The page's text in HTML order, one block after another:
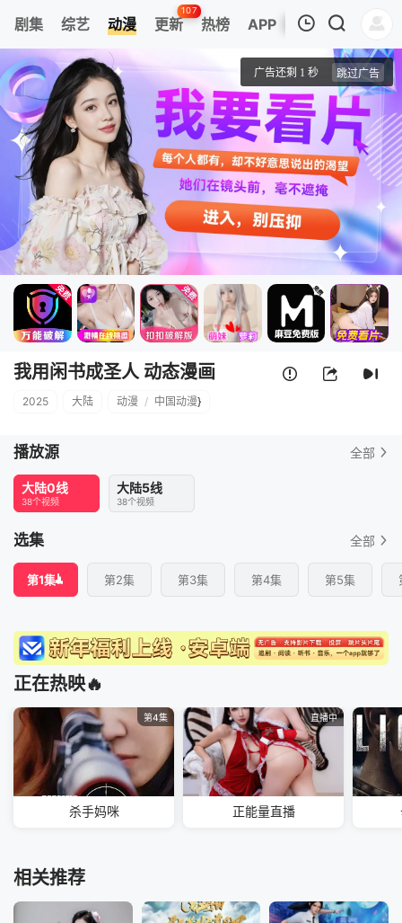
剧集 综艺 动漫 更新
107
热榜 APP
我的观影记录
第1集
我用闲书成圣人 动态漫画
清空
我用闲书成圣人 动态漫画
2025 大陆 动漫 / 中国动漫}
播放源 全部
大陆0线
38个视频
大陆5线
38个视频
选集 全部
第1集 第2集 第3集 第4集 第5集
正在热映🔥
第4集
杀手妈咪
直播中
正能量直播
相关推荐